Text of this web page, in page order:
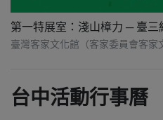
第一特展室：淺山樟力 ─ 臺三
臺灣客家文化館（客家委員會客家
台中活動行事曆